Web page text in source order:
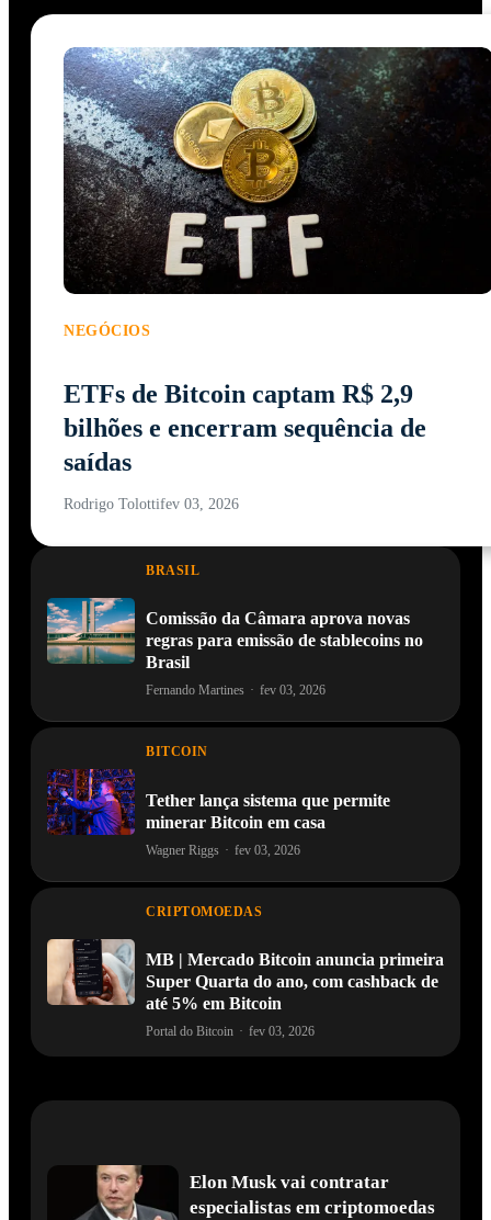
NEGÓCIOS
ETFs de Bitcoin captam R$ 2,9
bilhões e encerram sequência de
saídas
Rodrigo Tolottifev 03, 2026
BRASIL
Comissão da Câmara aprova novas
regras para emissão de stablecoins no
Brasil
Fernando Martines · fev 03, 2026
BITCOIN
Tether lança sistema que permite
minerar Bitcoin em casa
Wagner Riggs · fev 03, 2026
CRIPTOMOEDAS
MB | Mercado Bitcoin anuncia primeira
Super Quarta do ano, com cashback de
até 5% em Bitcoin
Portal do Bitcoin · fev 03, 2026
Elon Musk vai contratar
especialistas em criptomoedas